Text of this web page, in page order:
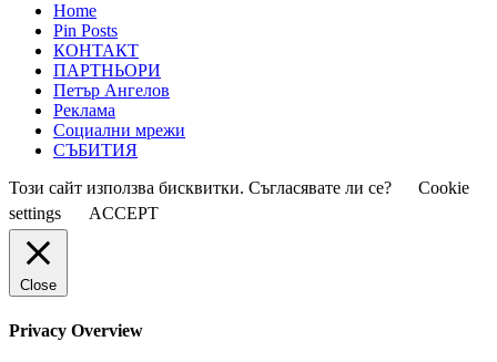
Home
Pin Posts
КОНТАКТ
ПАРТНЬОРИ
Петър Ангелов
Реклама
Социални мрежи
СЪБИТИЯ
Този сайт използва бисквитки. Съгласявате ли се?
Cookie
settings
ACCEPT
Close
Privacy Overview